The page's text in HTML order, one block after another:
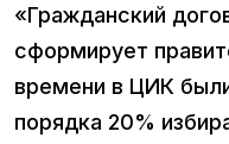
«Гражданский
сформирует
времени в ЦИК
порядка 20%